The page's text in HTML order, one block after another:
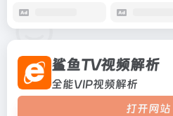
鲨鱼TV视频解析
全能VIP视频解析
打开网站